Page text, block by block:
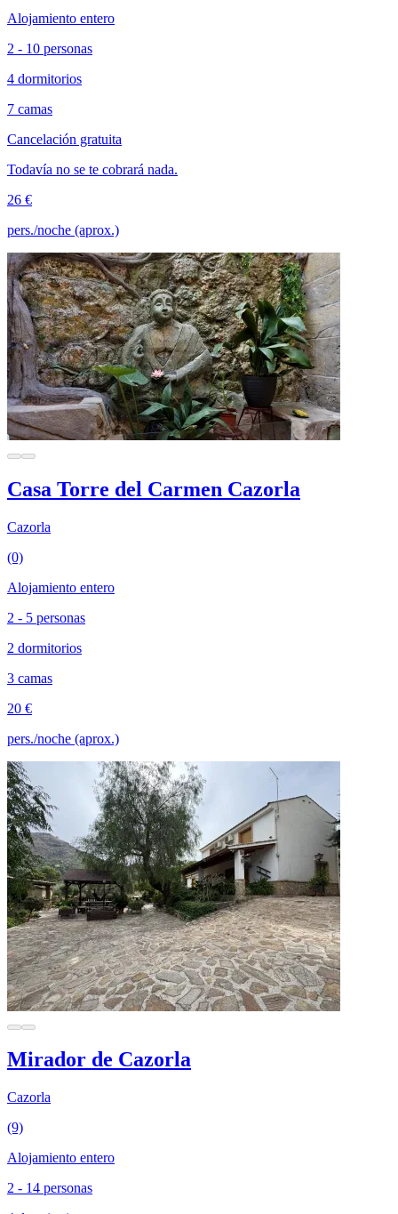
Alojamiento entero
2 - 10 personas
4 dormitorios
7 camas
Cancelación gratuita
Todavía no se te cobrará nada.
26 €
pers./noche (aprox.)
Casa Torre del Carmen Cazorla
Cazorla
(0)
Alojamiento entero
2 - 5 personas
2 dormitorios
3 camas
20 €
pers./noche (aprox.)
Mirador de Cazorla
Cazorla
(9)
Alojamiento entero
2 - 14 personas